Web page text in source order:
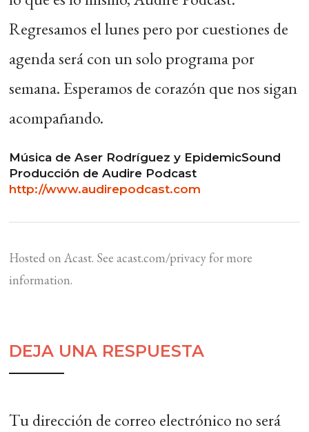
Regresamos el lunes pero por cuestiones de
agenda será con un solo programa por
semana. Esperamos de corazón que nos sigan
acompañando.
Música de Aser Rodríguez y EpidemicSound
Producción de Audire Podcast
http://www.audirepodcast.com
Hosted on Acast. Seeacast.com/privacyfor more
information.
DEJA UNA RESPUESTA
Tu dirección de correo electrónico no será